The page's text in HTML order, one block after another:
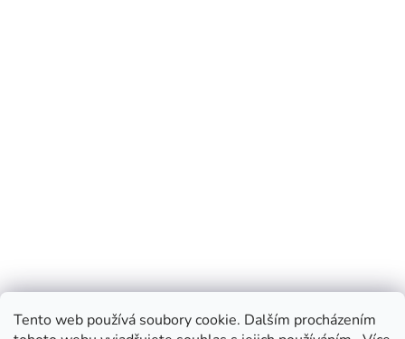
Tento web používá soubory cookie. Dalším procházením